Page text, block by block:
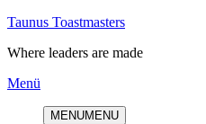
Direkt
Inhalt
Taunus Toastmasters
Where leaders are made
Menü
MENUMENU